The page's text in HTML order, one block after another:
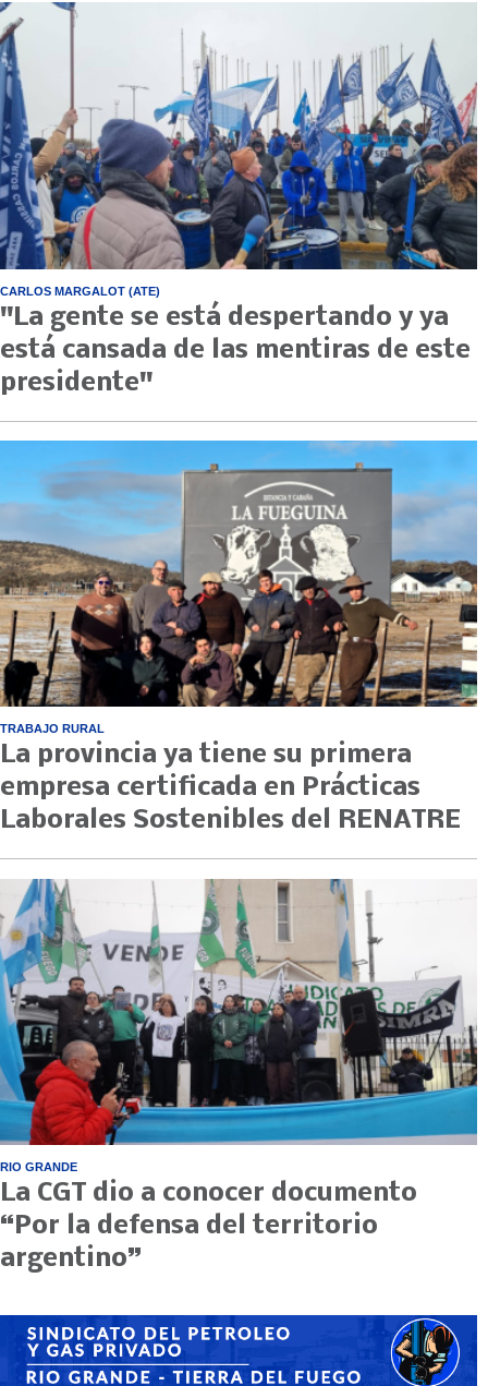
CARLOS MARGALOT (ATE)
"La gente se está despertando y ya
está cansada de las mentiras de este
presidente"
TRABAJO RURAL
La provincia ya tiene su primera
empresa certificada en Prácticas
Laborales Sostenibles del RENATRE
RIO GRANDE
La CGT dio a conocer documento
“Por la defensa del territorio
argentino”